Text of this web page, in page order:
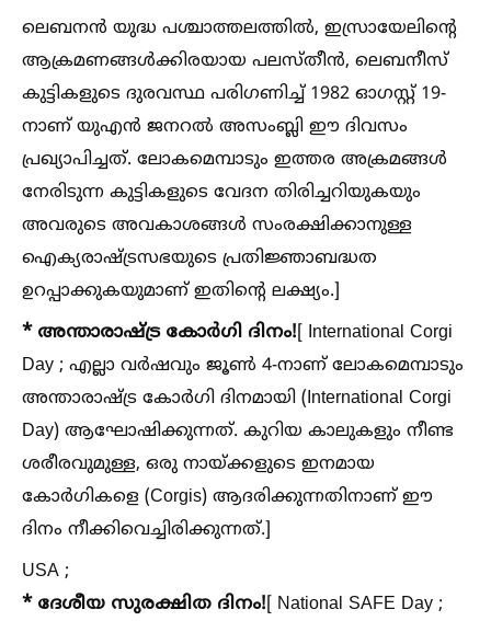
ലെബനൻ യുദ്ധ പശ്ചാത്തലത്തില്‍, ഇസ്രായേലിന്റെ
ആക്രമണങ്ങള്‍ക്കിരയായ പലസ്തീൻ, ലെബനീസ്
കുട്ടികളുടെ ദുരവസ്ഥ പരിഗണിച്ച്‌ 1982 ഓഗസ്റ്റ് 19-
നാണ് യുഎൻ ജനറല്‍ അസംബ്ലി ഈ ദിവസം
പ്രഖ്യാപിച്ചത്. ലോകമെമ്പാടും ഇത്തര അക്രമങ്ങള്‍
നേരിടുന്ന കുട്ടികളുടെ വേദന തിരിച്ചറിയുകയും
അവരുടെ അവകാശങ്ങള്‍ സംരക്ഷിക്കാനുള്ള
ഐക്യരാഷ്ട്രസഭയുടെ പ്രതിജ്ഞാബദ്ധത
ഉറപ്പാക്കുകയുമാണ് ഇതിന്റെ ലക്ഷ്യം.]
* അന്താരാഷ്ട്ര കോർഗി ദിനം! [ International Corgi
Day ; എല്ലാ വർഷവും ജൂണ്‍ 4-നാണ് ലോകമെമ്പാടും
അന്താരാഷ്ട്ര കോർഗി ദിനമായി (International Corgi
Day) ആഘോഷിക്കുന്നത്. കുറിയ കാലുകളും നീണ്ട
ശരീരവുമുള്ള, ഒരു നായ്ക്കളുടെ ഇനമായ
കോർഗികളെ (Corgis) ആദരിക്കുന്നതിനാണ് ഈ
ദിനം നീക്കിവെച്ചിരിക്കുന്നത്.]
USA ;
* ദേശീയ സുരക്ഷിത ദിനം! [ National SAFE Day ;